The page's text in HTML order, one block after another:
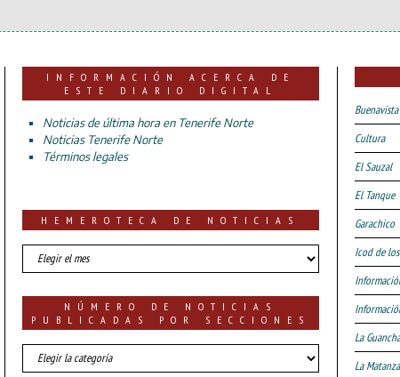
INFORMACIÓN ACERCA DE
ESTE DIARIO DIGITAL
Noticias de última hora en Tenerife Norte
Noticias Tenerife Norte
Términos legales
HEMEROTECA DE NOTICIAS
HEMEROTECA
DE
NÚMERO DE NOTICIAS
PUBLICADAS POR SECCIONES
número
de
Cultura
El Sauzal
El Tanque
Garachico
Icod de
La Guancha
La